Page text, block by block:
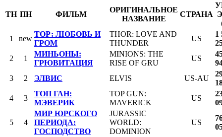
ТН ПН ФИЛЬМ
ОРИГИНАЛЬНОЕ
НАЗВАНИЕ
СТРАНА
1
new
ТОР: ЛЮБОВЬ И
ГРОМ
THOR: LOVE AND
THUNDER
US
1
2
1
МИНЬОНЫ:
ГРЮВИТАЦИЯ
MINIONS: THE
RISE OF GRU
US
3
2 ЭЛВИС ELVIS US-AU
4
3
ТОП ГАН:
МЭВЕРИК
TOP GUN:
MAVERICK
US
5 4
МИР ЮРСКОГО
ПЕРИОДА:
ГОСПОДСТВО
JURASSIC
WORLD:
DOMINION
US